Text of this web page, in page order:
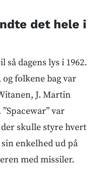
det hele i
dagens lys i 1962.
og folkene bag var
J. Martin
”Spacewar” var
skulle styre hvert
enkelhed ud på
med missiler.